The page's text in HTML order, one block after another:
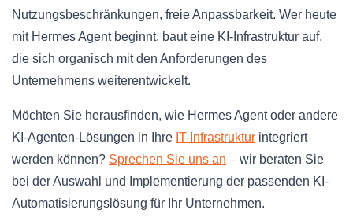
Nutzungsbeschränkungen, freie Anpassbarkeit. Wer heute
mit Hermes Agent beginnt, baut eine KI-Infrastruktur auf,
die sich organisch mit den Anforderungen des
Unternehmens weiterentwickelt.
Möchten Sie herausfinden, wie Hermes Agent oder andere
KI-Agenten-Lösungen in Ihre IT-Infrastruktur integriert
werden können? Sprechen Sie uns an – wir beraten Sie
bei der Auswahl und Implementierung der passenden KI-
Automatisierungslösung für Ihr Unternehmen.